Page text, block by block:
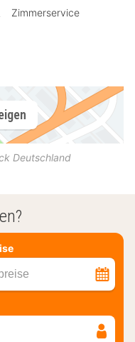
Zimmerservice
Deutschland